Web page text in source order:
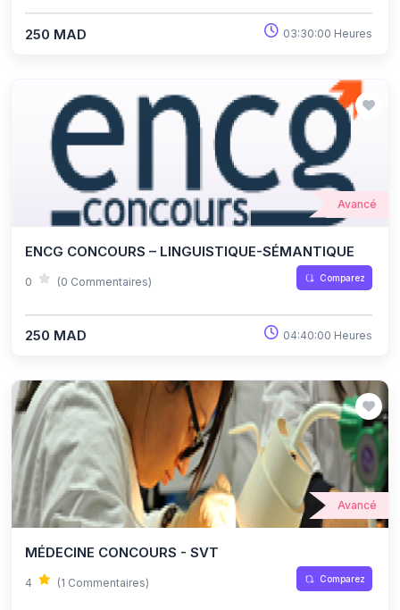
250 MAD 03:30:00 Heures
Avancé
ENCG CONCOURS – LINGUISTIQUE-SÉMANTIQUE
0 (0 Commentaires) Comparez
250 MAD 04:40:00 Heures
Avancé
MÉDECINE CONCOURS - SVT
4 (1 Commentaires) Comparez